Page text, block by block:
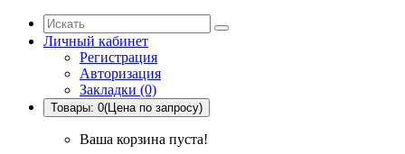
Личный кабинет
Регистрация
Авторизация
Закладки (0)
Товары: 0(Цена по запросу)
Ваша корзина пуста!